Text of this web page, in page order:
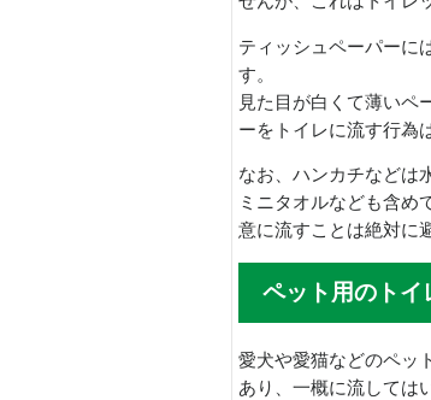
ティッシュペーパーに
す。
見た目が白くて薄いペ
ーをトイレに流す行為
なお、ハンカチなどは
ミニタオルなども含め
意に流すことは絶対に
ペット用のトイ
愛犬や愛猫などのペッ
あり、一概に流しては